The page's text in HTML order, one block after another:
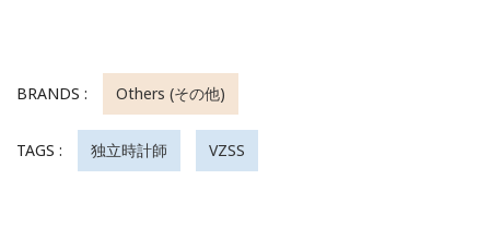
BRANDS : Others (その他)
TAGS : 独立時計師 VZSS